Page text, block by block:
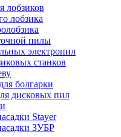
лобзиков
лобзика
пилы
электропил
станков
болгарки
дисковых пил
Stayer
ЗУБР